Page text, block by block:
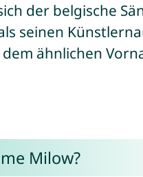
der belgische
seinen
ähnlichen
Milow?